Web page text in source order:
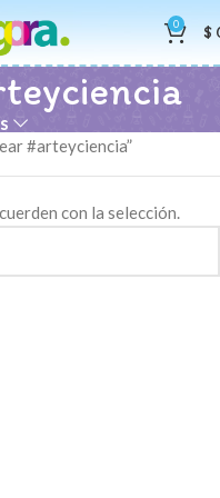
0 $
#arteyciencia”
con la selección.